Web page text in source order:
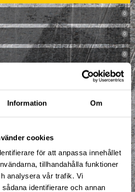
Information Om
cookies
för att anpassa innehållet
tillhandahålla funktioner
analysera vår trafik. Vi
identifierare och annan
0
0
0
0